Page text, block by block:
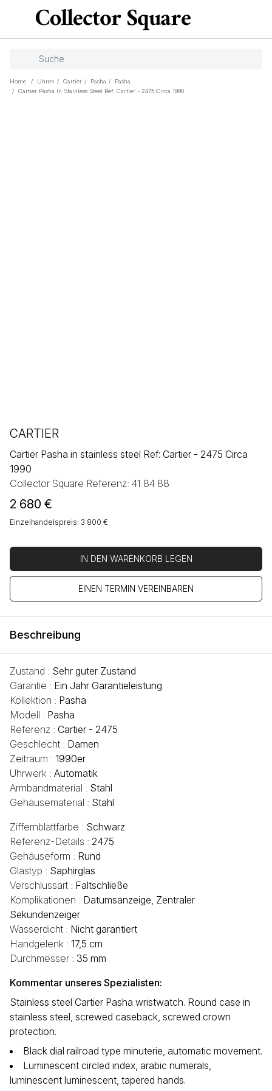
Home / Uhren / Cartier / Pasha /
Pasha
/
Cartier Pasha In Stainless Steel Ref: Cartier - 2475 Circa 1990
CARTIER
Cartier Pasha in stainless steel Ref: Cartier - 2475 Circa
1990
Collector Square Referenz: 41 84 88
2 680 €
Einzelhandelspreis: 3 800 €
IN DEN WARENKORB LEGEN
EINEN TERMIN VEREINBAREN
Beschreibung
Zustand : Sehr guter Zustand
Garantie : Ein Jahr Garantieleistung
Kollektion : Pasha
Modell : Pasha
Referenz : Cartier - 2475
Geschlecht : Damen
Zeitraum : 1990er
Uhrwerk : Automatik
Armbandmaterial : Stahl
Gehäusematerial : Stahl
Ziffernblattfarbe : Schwarz
Referenz-Details : 2475
Gehäuseform : Rund
Glastyp : Saphirglas
Verschlussart : Faltschließe
Komplikationen : Datumsanzeige, Zentraler
Sekundenzeiger
Wasserdicht : Nicht garantiert
Handgelenk : 17,5 cm
Durchmesser : 35 mm
Kommentar unseres Spezialisten:
Stainless steel Cartier Pasha wristwatch. Round case in
stainless steel, screwed caseback, screwed crown
protection.
Black dial railroad type minuterie, automatic movement.
Luminescent circled index, arabic numerals,
luminescent luminescent, tapered hands.